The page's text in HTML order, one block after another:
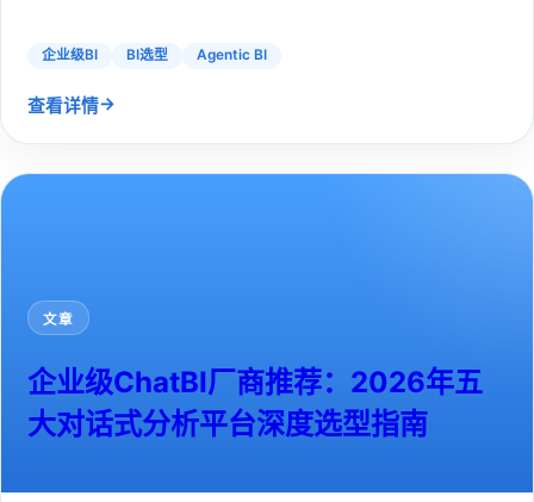
企业级BI BI选型 Agentic BI
查看详情→
文章
企业级ChatBI厂商推荐：2026年五
大对话式分析平台深度选型指南